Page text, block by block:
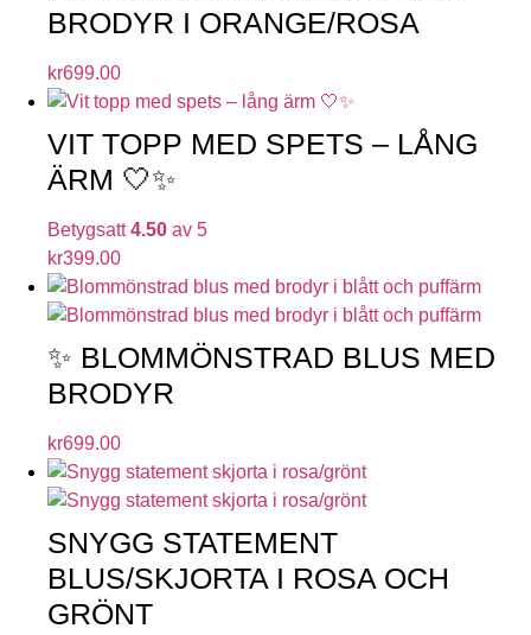
BRODYR I ORANGE/ROSA
kr699.00
VIT TOPP MED SPETS – LÅNG
ÄRM 🤍✨
Betygsatt4.50 av 5
kr399.00
✨ BLOMMÖNSTRAD BLUS MED
BRODYR
kr699.00
SNYGG STATEMENT
BLUS/SKJORTA I ROSA OCH
GRÖNT